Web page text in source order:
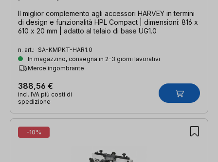
Il miglior complemento agli accessori HARVEY in termini
di design e funzionalità HPL Compact | dimensioni: 816 x
610 x 20 mm | adatto al telaio di base UG1.0
n. art.: SA-KMPKT-HAR1.0
In magazzino, consegna in 2-3 giorni lavorativi
Merce ingombrante
388,56 €
incl. IVA più costi di
spedizione
-10%